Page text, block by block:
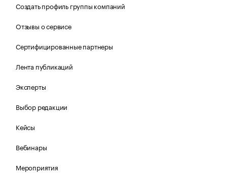
Создать профиль группы компаний
Отзывы о сервисе
Сертифицированные партнеры
Лента публикаций
Эксперты
Выбор редакции
Кейсы
Вебинары
Мероприятия